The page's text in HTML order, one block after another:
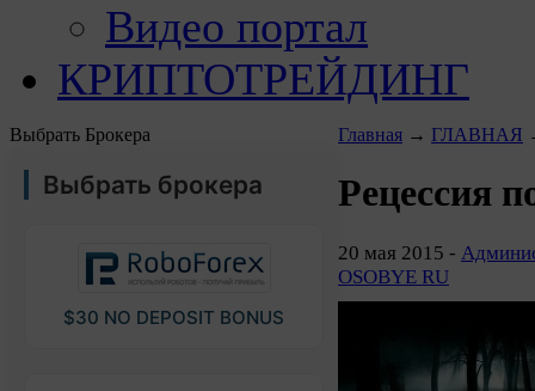
Видео портал
КРИПТОТРЕЙДИНГ
Выбрать Брокера
Выбрать брокера
$30 NO DEPOSIT BONUS
Главная → ГЛАВНАЯ
Рецессия
20 мая 2015 -
OSOBYE RU